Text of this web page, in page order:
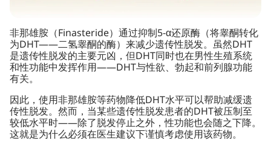
非那雄胺（Finasteride）通过抑制5-α还原酶（将睾酮转化
为DHT——二氢睾酮的酶）来减少遗传性脱发。虽然DHT
是遗传性脱发的主要元凶，但DHT同时也在男性生殖系统
和性功能中发挥作用——DHT与性欲、勃起和前列腺功能
有关。
因此，使用非那雄胺等药物降低DHT水平可以帮助减缓遗
传性脱发。然而，当某些遗传性脱发患者的DHT被压制至
较低水平时——除了脱发停止之外，性功能也会随之下降。
这就是为什么必须在医生建议下谨慎考虑使用该药物。